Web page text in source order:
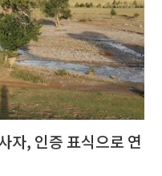
자, 인증 표식으로 연